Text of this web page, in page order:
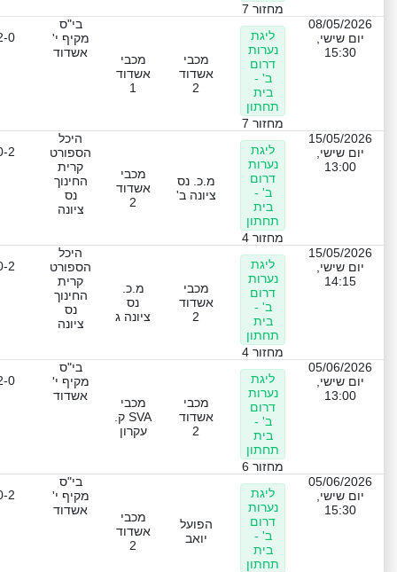
מחזור 7
08/05/2026
יום שישי,
15:30
ליגת
נערות
דרום
ב' -
בית
תחתון
מחזור 7
מכבי
אשדוד
2
מכבי
אשדוד
1
בי"ס
מקיף י'
אשדוד
0
15/05/2026
יום שישי,
13:00
ליגת
נערות
דרום
ב' -
בית
תחתון
מחזור 4
מ.כ. נס
ציונה ב'
מכבי
אשדוד
2
היכל
הספורט
קרית
החינוך
נס
ציונה
2
15/05/2026
יום שישי,
14:15
ליגת
נערות
דרום
ב' -
בית
תחתון
מחזור 4
מכבי
אשדוד
2
מ.כ.
נס
ציונה ג
היכל
הספורט
קרית
החינוך
נס
ציונה
2
05/06/2026
יום שישי,
13:00
ליגת
נערות
דרום
ב' -
בית
תחתון
מחזור 6
מכבי
אשדוד
2
מכבי
SVA ק.
עקרון
בי"ס
מקיף י'
אשדוד
0
05/06/2026
יום שישי,
15:30
ליגת
נערות
דרום
ב' -
בית
תחתון
הפועל
יואב
מכבי
אשדוד
2
בי"ס
מקיף י'
אשדוד
2